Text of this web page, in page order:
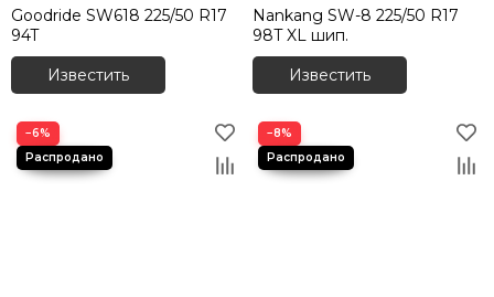
Goodride SW618 225/50 R17
94T
Известить
Nankang SW-8 225/50 R17
98T XL шип.
Известить
−6% −8%